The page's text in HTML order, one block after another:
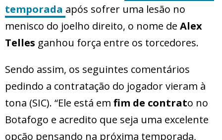
temporada após sofrer uma lesão no
menisco do joelho direito, o nome de Alex
Telles ganhou força entre os torcedores.
Sendo assim, os seguintes comentários
pedindo a contratação do jogador vieram à
tona (SIC). “Ele está em fim de contrato no
Botafogo e acredito que seja uma excelente
opção pensando na próxima temporada,